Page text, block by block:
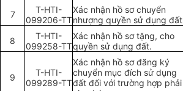
7
T-HTI-
099206-TT
Xác nhận hồ sơ chuyển
nhượng quyền sử dụng đất
8
T-HTI-
099258-TT
Xác nhận hồ sơ tặng, cho
quyền sử dụng đất.
9
T-HTI-
099289-TT
Xác nhận hồ sơ đăng ký
chuyển mục đích sử dụng
đất đối với trường hợp phải